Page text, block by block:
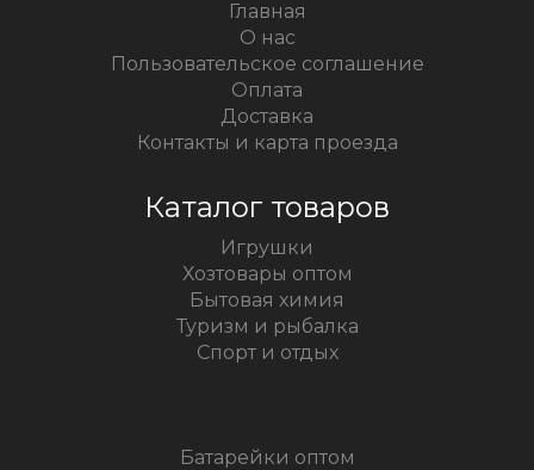
Главная
О нас
Пользовательское соглашение
Оплата
Доставка
Контакты и карта проезда
Каталог товаров
Игрушки
Хозтовары оптом
Бытовая химия
Туризм и рыбалка
Спорт и отдых
Батарейки оптом